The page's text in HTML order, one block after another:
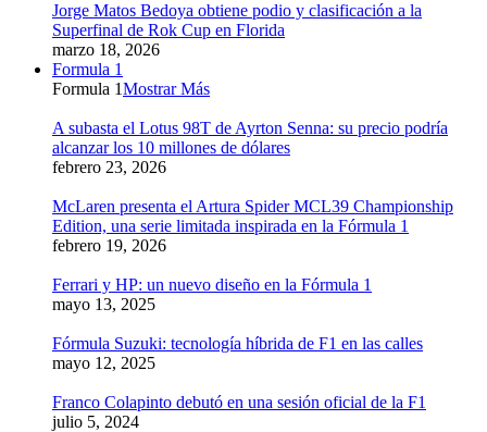
Jorge Matos Bedoya obtiene podio y clasificación a la
Superfinal de Rok Cup en Florida
marzo 18, 2026
Formula 1
Formula 1Mostrar Más
A subasta el Lotus 98T de Ayrton Senna: su precio podría
alcanzar los 10 millones de dólares
febrero 23, 2026
McLaren presenta el Artura Spider MCL39 Championship
Edition, una serie limitada inspirada en la Fórmula 1
febrero 19, 2026
Ferrari y HP: un nuevo diseño en la Fórmula 1
mayo 13, 2025
Fórmula Suzuki: tecnología híbrida de F1 en las calles
mayo 12, 2025
Franco Colapinto debutó en una sesión oficial de la F1
julio 5, 2024